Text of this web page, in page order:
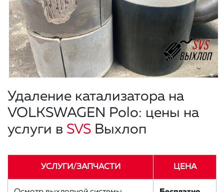
Удаление катализатора на
VOLKSWAGEN Polo: цены на
услуги в SVS Выхлоп
УСЛУГИ/ЗАПЧАСТИ ЦЕНА